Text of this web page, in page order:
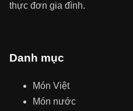
thực đơn gia đình.
Danh mục
Món Việt
Món nước